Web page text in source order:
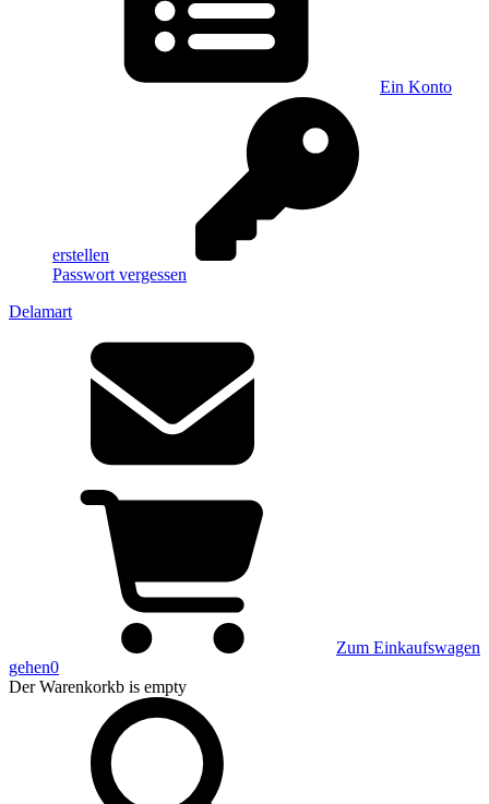
Ein Konto
erstellen
Passwort vergessen
Delamart
Zum Einkaufswagen
gehen0
Der Warenkorkb is empty